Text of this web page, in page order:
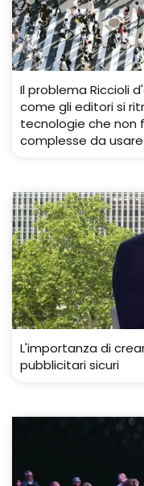
Il problema Riccioli
come gli editori si
tecnologie che non
complesse da usare
L'importanza di
pubblicitari sicuri